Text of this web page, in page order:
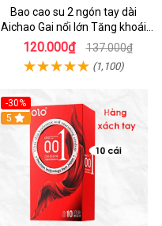
Bao cao su 2 ngón tay dài
Aichao Gai nổi lớn Tăng khoái
cảm
120.000₫ 137.000₫
(1,100)
-30%
5